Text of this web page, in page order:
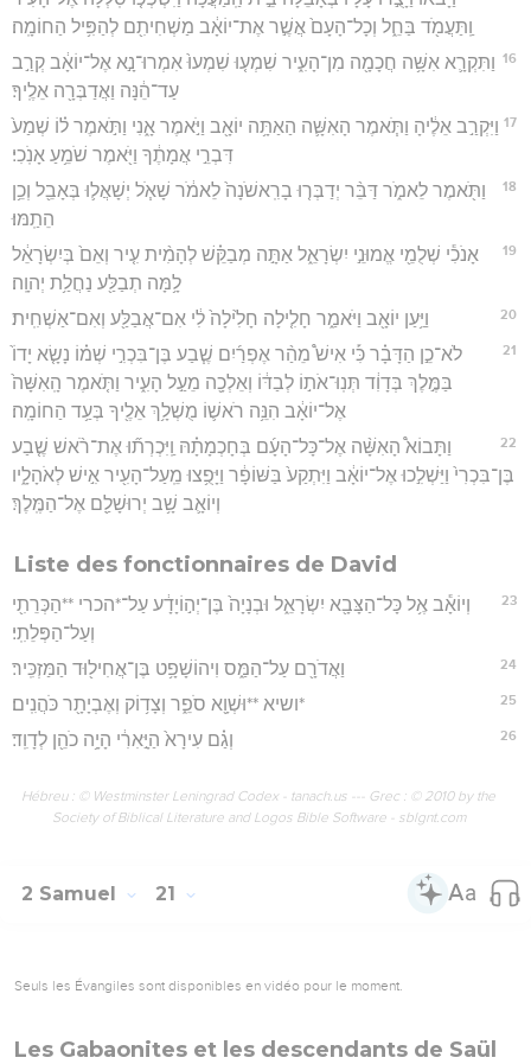
וַֽתַּעֲמֹ֖ד בַּחֵ֑ל וְכָל־הָעָם֙ אֲשֶׁ֣ר אֶת־יוֹאָ֔ב מַשְׁחִיתִ֖ם לְהַפִּ֥יל הַחוֹמָֽה׃
16 וַתִּקְרָ֛א אִשָּׁ֥ה חֲכָמָ֖ה מִן־הָעִ֑יר שִׁמְע֤וּ שִׁמְעוּ֙ אִמְרוּ־נָ֣א אֶל־יוֹאָ֔ב קְרַ֣ב
עַד־הֵ֔נָּה וַאֲדַבְּרָ֖ה אֵלֶֽיךָ׃
17 וַיִּקְרַ֣ב אֵלֶ֔יהָ וַתֹּ֧אמֶר הָאִשָּׁ֛ה הַאַתָּ֥ה יוֹאָ֖ב וַיֹּ֣אמֶר אָ֑נִי וַתֹּ֣אמֶר ל֗וֹ שְׁמַע֙
דִּבְרֵ֣י אֲמָתֶ֔ךָ וַיֹּ֖אמֶר שֹׁמֵ֥עַ אָנֹֽכִי׃
18
וַתֹּ֖אמֶר לֵאמֹ֑ר דַּבֵּ֨ר יְדַבְּר֤וּ בָרִֽאשֹׁנָה֙ לֵאמֹ֔ר שָׁאֹ֧ל יְשָׁאֲל֛וּ בְּאָבֵ֖ל וְכֵ֥ן
הֵתַֽמּוּ׃
19
אָנֹכִ֕י שְׁלֻמֵ֖י אֱמוּנֵ֣י יִשְׂרָאֵ֑ל אַתָּ֣ה מְבַקֵּ֗שׁ לְהָמִ֨ית עִ֤יר וְאֵם֙ בְּיִשְׂרָאֵ֔ל
לָ֥מָּה תְבַלַּ֖ע נַחֲלַ֥ת יְהוָֽה׃
20 וַיַּ֥עַן יוֹאָ֖ב וַיֹּאמַ֑ר חָלִ֤ילָה חָלִ֙ילָה֙ לִ֔י אִם־אֲבַלַּ֖ע וְאִם־אַשְׁחִֽית׃
21
לֹא־כֵ֣ן הַדָּבָ֗ר כִּ֡י אִישׁ֩ מֵהַ֨ר אֶפְרַ֜יִם שֶׁ֧בַע בֶּן־בִּכְרִ֣י שְׁמ֗וֹ נָשָׂ֤א יָדוֹ֙
בַּמֶּ֣לֶךְ בְּדָוִ֔ד תְּנֽוּ־אֹת֣וֹ לְבַדּ֔וֹ וְאֵלְכָ֖ה מֵעַ֣ל הָעִ֑יר וַתֹּ֤אמֶר הָֽאִשָּׁה֙
אֶל־יוֹאָ֔ב הִנֵּ֥ה רֹאשׁ֛וֹ מֻשְׁלָ֥ךְ אֵלֶ֖יךָ בְּעַ֥ד הַחוֹמָֽה׃
22
וַתָּבוֹא֩ הָאִשָּׁ֨ה אֶל־כָּל־הָעָ֜ם בְּחָכְמָתָ֗הּ וַֽיִּכְרְת֞וּ אֶת־רֹ֨אשׁ שֶׁ֤בַע
בֶּן־בִּכְרִי֙ וַיַּשְׁלִ֣כוּ אֶל־יוֹאָ֔ב וַיִּתְקַע֙ בַּשּׁוֹפָ֔ר וַיָּפֻ֥צוּ מֵֽעַל־הָעִ֖יר אִ֣ישׁ לְאֹהָלָ֑יו
וְיוֹאָ֛ב שָׁ֥ב יְרוּשָׁלִַ֖ם אֶל־הַמֶּֽלֶךְ׃
Liste des fonctionnaires de David
23
וְיוֹאָ֕ב אֶ֥ל כָּל־הַצָּבָ֖א יִשְׂרָאֵ֑ל וּבְנָיָה֙ בֶּן־יְה֣וֹיָדָ֔ע עַל־*הכרי **הַכְּרֵתִ֖י
וְעַל־הַפְּלֵתִֽי׃
24 וַאֲדֹרָ֖ם עַל־הַמַּ֑ס וִיהוֹשָׁפָ֥ט בֶּן־אֲחִיל֖וּד הַמַּזְכִּֽיר׃
25 *ושיא **וּשְׁוָ֖א סֹפֵ֑ר וְצָד֥וֹק וְאֶבְיָתָ֖ר כֹּהֲנִֽים׃
26 וְגַ֗ם עִירָא֙ הַיָּ֣אִרִ֔י הָיָ֥ה כֹהֵ֖ן לְדָוִֽד׃
Hébreu : © Westminster Leningrad Codex - tanach.us --- Grec : © 2010 by the
Society of Biblical Literature and Logos Bible Software - sblgnt.com
2 Samuel 21
Seuls les Évangiles sont disponibles en vidéo pour le moment.
Les Gabaonites et les descendants de Saül